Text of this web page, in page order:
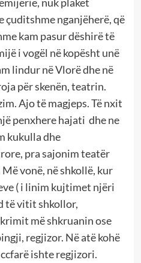
çuditshme nganjëherë, që
kam pasur dëshirë të
i vogël në kopësht unë
lindur në Vlorë dhe në
për skenën, teatrin.
Ajo të magjeps. Të nxit
penxhere hajati dhe ne
kukulla dhe
pra sajonim teatër
vonë, në shkollë, kur
( i linim kujtimet njëri
të vitit shkollor,
më shkruanin ose
regjizor. Në atë kohë
ishte regjizori.